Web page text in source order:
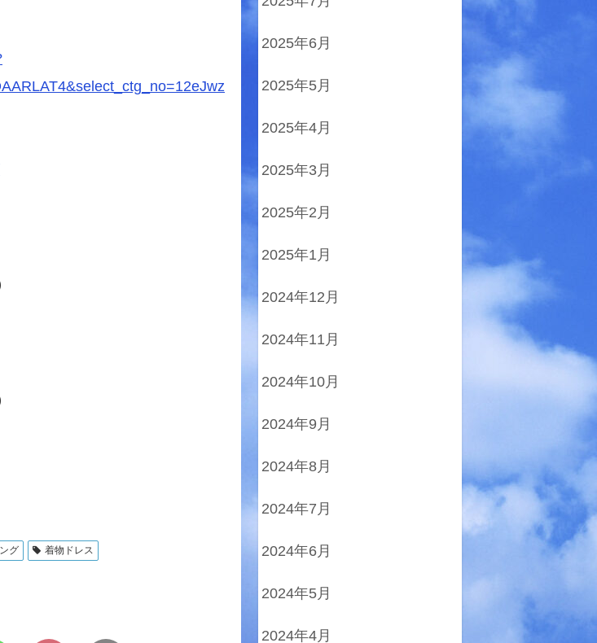
グ 着物ドレス
2025年6月
2025年5月
2025年4月
2025年3月
2025年2月
2025年1月
2024年12月
2024年11月
2024年10月
2024年9月
2024年8月
2024年7月
2024年6月
2024年5月
2024年4月